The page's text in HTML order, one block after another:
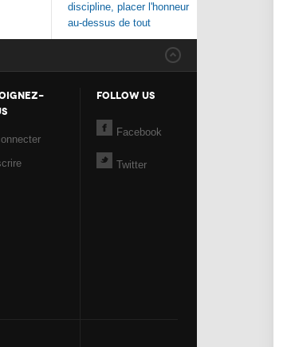
discipline, placer l'honneur
au-dessus de tout
FOLLOW US
Facebook
Twitter